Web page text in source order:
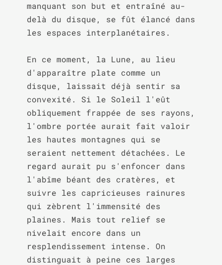
manquant son but et entraîné au-
delà du disque, se fût élancé dans
les espaces interplanétaires.
En ce moment, la Lune, au lieu
d'apparaître plate comme un
disque, laissait déjà sentir sa
convexité. Si le Soleil l'eût
obliquement frappée de ses rayons,
l'ombre portée aurait fait valoir
les hautes montagnes qui se
seraient nettement détachées. Le
regard aurait pu s'enfoncer dans
l'abîme béant des cratères, et
suivre les capricieuses rainures
qui zèbrent l'immensité des
plaines. Mais tout relief se
nivelait encore dans un
resplendissement intense. On
distinguait à peine ces larges